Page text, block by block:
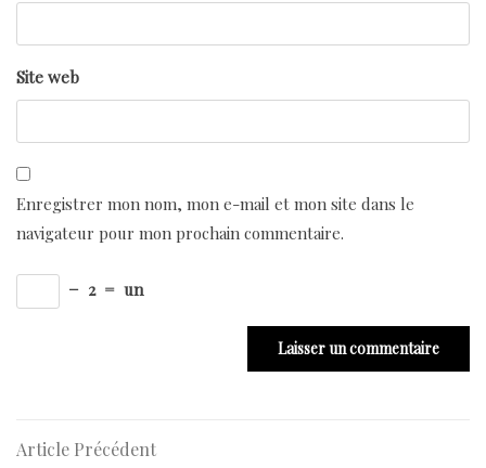
Site web
Enregistrer mon nom, mon e-mail et mon site dans le
navigateur pour mon prochain commentaire.
− 2 = un
Navigation
Article
Article Précédent